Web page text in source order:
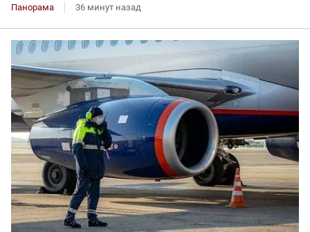
Панорама 36 минут назад